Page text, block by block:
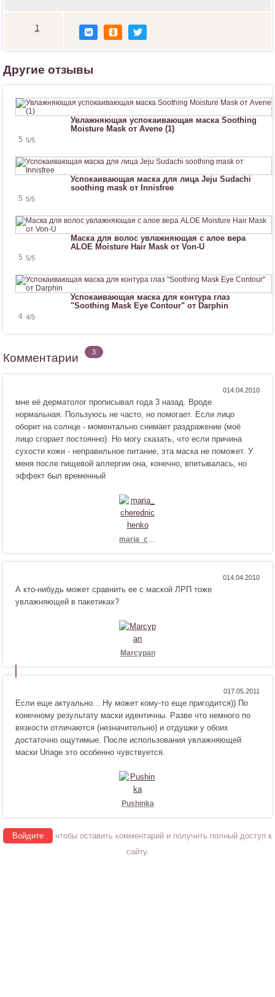
1
в
и
Другие отзывы
Увлажняющая успокаивающая маска Soothing
Moisture Mask от Avene (1)
5 5/5
Успокаивающая маска для лица Jeju Sudachi
soothing mask от Innisfree
5 5/5
Маска для волос увлажняющая с алое вера
ALOE Moisture Hair Mask от Von-U
5 5/5
Успокаивающая маска для контура глаз
"Soothing Mask Eye Contour" от Darphin
4 4/5
Комментарии 3
р
а
в
и
т
с
я
е
н
р
а
в
и
т
0
мне её дерматолог прописывал года 3 назад. Вроде
нормальная. Пользуюсь не часто, но помогает. Если лицо
оборит на солнце - моментально снимает раздражение (моё
лицо сгорает постоянно). Но могу сказать, что если причина
сухости кожи - неправильное питание, эта маска не поможет. У
меня после пищевой аллергии она, конечно, впитывалась, но
эффект был временный
maria_cherednichenko
р
а
е
н
0
А кто-нибудь может сравнить ее с маской ЛРП тоже
увлажняющей в пакетиках?
Marcypan
р
а
в
и
т
е
н
р
а
в
0
Если еще актуально... Ну может кому-то еще пригодится)) По
конечному результату маски идентичны. Разве что немного по
вязкости отличаются (незначительно) и отдушки у обоих
достаточно ощутимые. После использования увлажняющей
маски Uriage это особенно чувствуется.
Pushinka
Войдите
чтобы оставить комментарий и получить полный доступ к
сайту.